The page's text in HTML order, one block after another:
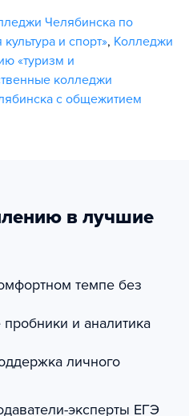
Челябинска по
и спорт», Колледжи
«туризм и
колледжи
с общежитием
в лучшие
темпе без
и аналитика
личного
эксперты ЕГЭ